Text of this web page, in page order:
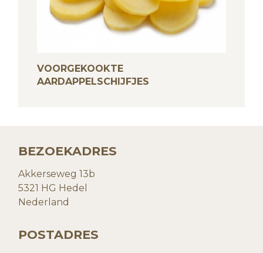
VOORGEKOOKTE
AARDAPPELSCHIJFJES
BEZOEKADRES
Akkerseweg 13b
5321 HG Hedel
Nederland
POSTADRES